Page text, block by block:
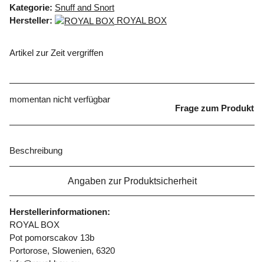
Kategorie: Snuff and Snort
Hersteller:
ROYAL BOX
Artikel zur Zeit vergriffen
momentan nicht verfügbar
Frage zum Produkt
Beschreibung
Angaben zur Produktsicherheit
Herstellerinformationen:
ROYAL BOX
Pot pomorscakov 13b
Portorose, Slowenien, 6320